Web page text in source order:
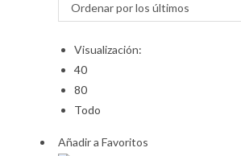
Ordenar por los últimos
Visualización:
40
80
Todo
Añadir a Favoritos